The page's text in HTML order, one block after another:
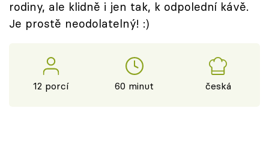
Sledujte nás
rodiny, ale klidně i jen tak, k odpolední kávě.
Je prostě neodolatelný! :)
12 porcí 60 minut česká